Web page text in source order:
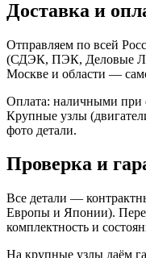
Доставка и
Отправляем по всей
(СДЭК, ПЭК, Деловые
Москве и области —
Оплата: наличными при
Крупные узлы
фото детали.
Проверка и
Все детали —
Европы и Японии).
комплектность и
На крупные узлы даём